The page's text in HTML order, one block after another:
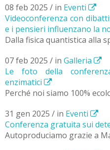
08 feb 2025 / in Eventi
Videoconferenza con
e i pensieri influenzano la
Dalla fisica quantistica alla
07 feb 2025 / in Galleria
Le foto della
enzimatici
Perché noi siamo 100%
31 gen 2025 / in Eventi
Conferenza gratuita sui
Autoproduciamo grazie a